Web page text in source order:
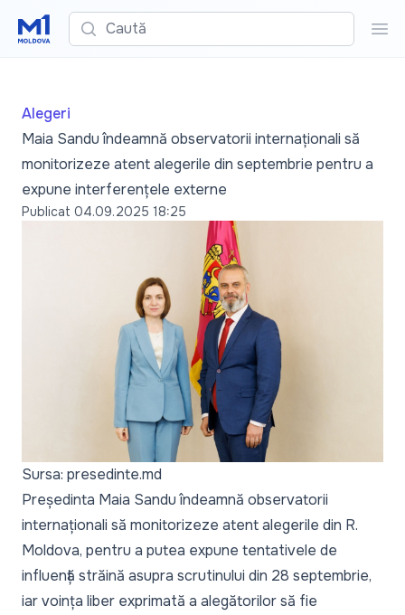
Caută
Alegeri
Maia Sandu îndeamnă observatorii internaționali să
monitorizeze atent alegerile din septembrie pentru a
expune interferențele externe
Publicat 04.09.2025 18:25
Sursa: presedinte.md
Președinta Maia Sandu îndeamnă observatorii
internaționali să monitorizeze atent alegerile din R.
Moldova, pentru a putea expune tentativele de
influență străină asupra scrutinului din 28 septembrie,
iar voința liber exprimată a alegătorilor să fie